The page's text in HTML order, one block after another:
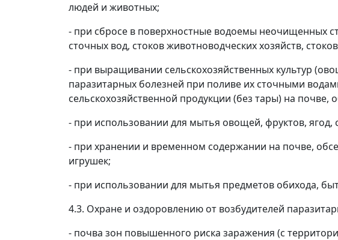
людей и животных;
- при сбросе в поверхностные водоемы неочищенных
сточных вод, стоков животноводческих хозяйств,
- при выращивании сельскохозяйственных культур
паразитарных болезней при поливе их сточными
сельскохозяйственной продукции (без тары) на
- при использовании для мытья овощей, фруктов,
- при хранении и временном содержании на почве,
игрушек;
- при использовании для мытья предметов обихода,
4.3. Охране и оздоровлению от возбудителей
- почва зон повышенного риска заражения (с